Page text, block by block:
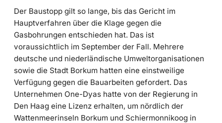
Der Baustopp gilt so lange, bis das Gericht im
Hauptverfahren über die Klage gegen die
Gasbohrungen entschieden hat. Das ist
voraussichtlich im September der Fall. Mehrere
deutsche und niederländische Umweltorganisationen
sowie die Stadt Borkum hatten eine einstweilige
Verfügung gegen die Bauarbeiten gefordert. Das
Unternehmen One-Dyas hatte von der Regierung in
Den Haag eine Lizenz erhalten, um nördlich der
Wattenmeerinseln Borkum und Schiermonnikoog in